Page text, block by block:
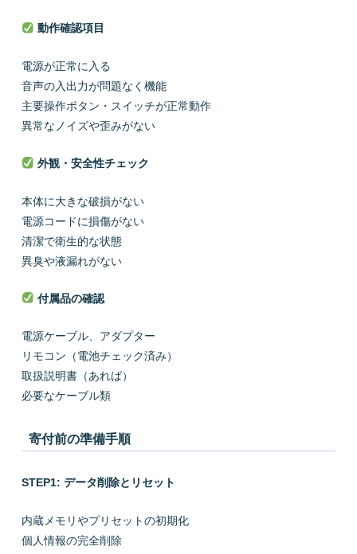
動作確認項目
電源が正常に入る
音声の入出力が問題なく機能
主要操作ボタン・スイッチが正常動作
異常なノイズや歪みがない
外観・安全性チェック
本体に大きな破損がない
電源コードに損傷がない
清潔で衛生的な状態
異臭や液漏れがない
付属品の確認
電源ケーブル、アダプター
リモコン（電池チェック済み）
取扱説明書（あれば）
必要なケーブル類
寄付前の準備手順
STEP1: データ削除とリセット
内蔵メモリやプリセットの初期化
個人情報の完全削除